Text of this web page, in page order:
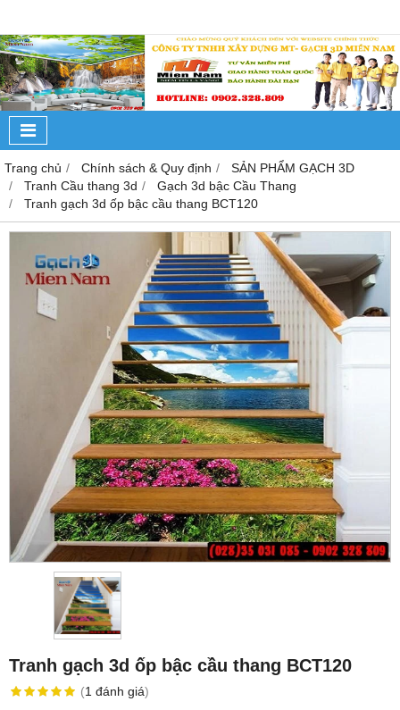
Trang chủ Chính sách & Quy định
SẢN PHẨM GẠCH 3D
Tranh Cầu thang 3d
Gạch 3d bậc Cầu Thang
Tranh gạch 3d ốp bậc cầu thang BCT120
Tranh gạch 3d ốp bậc cầu thang BCT120
(1 đánh giá)